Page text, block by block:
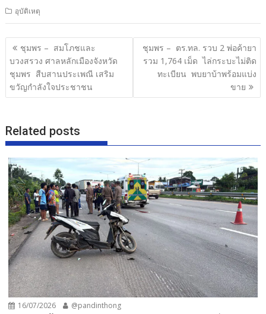
e
b
o
o
k
itt
er
e ar
e
อุบัติเหตุ
แนะแนว
เรื่อง
ชุมพร – สมโภชและ
บวงสรวง ศาลหลักเมืองจังหวัด
ชุมพร สืบสานประเพณี เสริม
ขวัญกำลังใจประชาชน
ชุมพร – ตร.ทล. รวบ 2 พ่อค้ายา
รวม 1,764 เม็ด ไล่กระบะไม่ติด
ทะเบียน พบยาบ้าพร้อมแบ่ง
ขาย
Related posts
16/07/2026 @pandinthong